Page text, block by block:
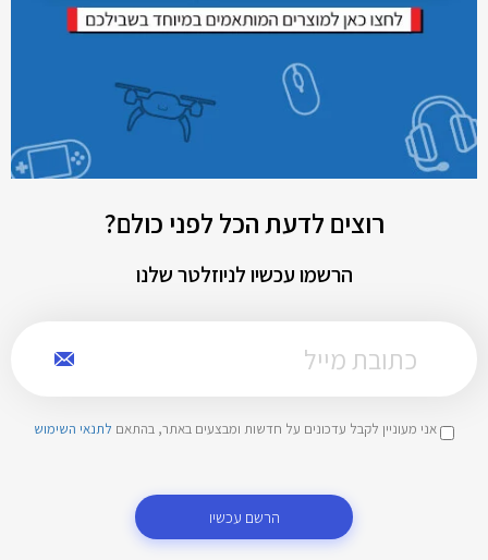
רוצים לדעת הכל לפני כולם?
הרשמו עכשיו לניוזלטר שלנו
אני מעוניין לקבל עדכונים על חדשות ומבצעים באתר, בהתאם לתנאי השימוש
הרשם עכשיו